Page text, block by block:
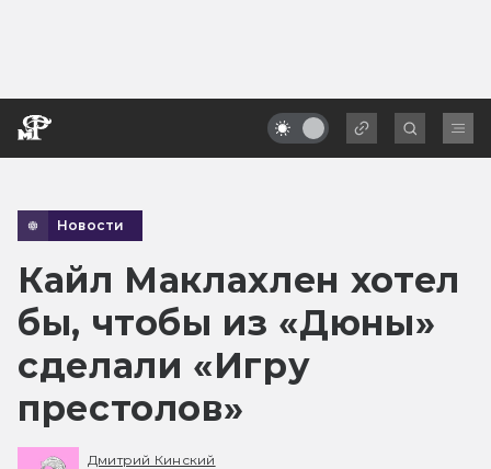
Новости
Кайл Маклахлен хотел
бы, чтобы из «Дюны»
сделали «Игру
престолов»
Дмитрий Кинский